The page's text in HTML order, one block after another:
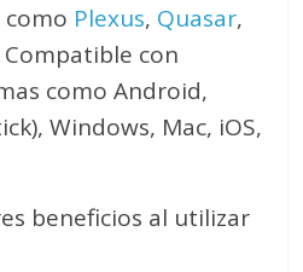
Plexus, Quasar,
Compatible con
como Android,
Windows, Mac, iOS,
beneficios al utilizar